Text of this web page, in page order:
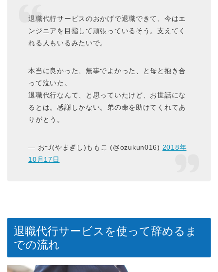
退職代行サービスのおかげで退職できて、今はエ
ンジニアを目指して頑張っているそう。支えてく
れる人もいるみたいで。
本当に良かった、無事でよかった、と母と抱き合
って泣いた。
退職代行なんて、と思っていたけど、お世話にな
るとは。感謝しかない。弟の命を助けてくれてあ
りがとう。
— おづ(やまぎし)ももこ (@ozukun016) 2018年
10月17日
退職代行サービスを使って辞めるま
での流れ